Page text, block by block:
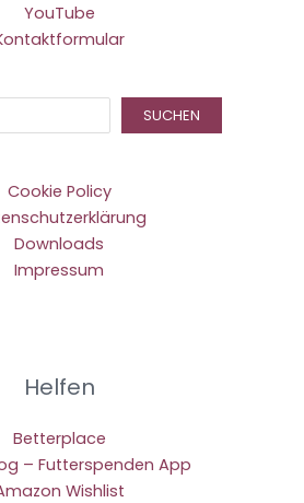
YouTube
SUCHEN
Cookie Policy
Downloads
Impressum
Helfen
Betterplace
– Futterspenden App
Wishlist